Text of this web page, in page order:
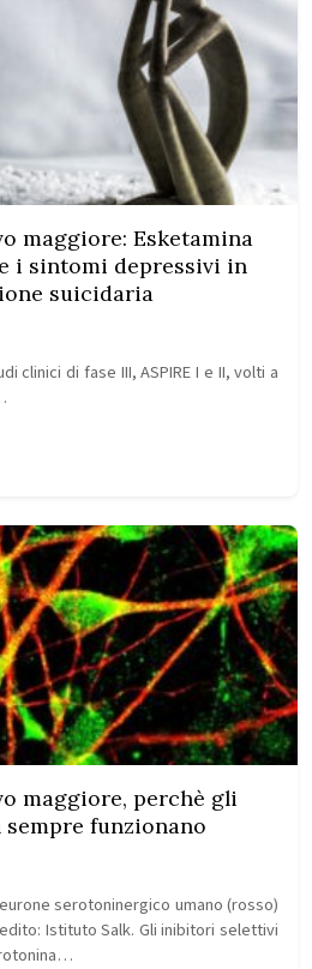
maggiore: Esketamina
i sintomi depressivi in
suicidaria
clinici di fase III, ASPIRE I e II, volti a
maggiore, perchè gli
funzionano
serotoninergico umano (rosso)
Istituto Salk. Gli inibitori selettivi